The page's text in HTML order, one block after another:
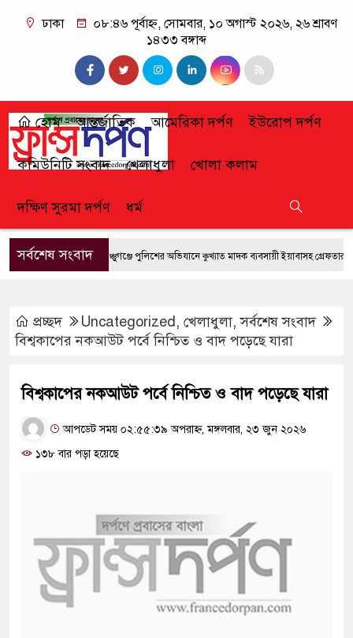
ঢাকা
০৮:৪৬ পূর্বাহ্ন, সোমবার, ১০ অগাস্ট ২০২৬, ২৬ শ্রাবণ
১৪৩৩ বঙ্গাব্দ
হোম আন্তর্জাতিক আমেরিকা দর্পণ ইউরোপ দর্পণ
কমিউনিটি সংবাদ খেলাধুলা খোলা কলাম
দক্ষিণ সুরমা দর্পণ ধর্ম
সর্বশেষ সংবাদফেঞ্চুগঞ্জে পুলিশের অভিযানে কুখ্যাত মাদক ব্যবসায়ী ইয়াবাসহ গ্রেফতার
প্রচ্ছদ Uncategorized, খেলাধুলা,সর্বশেষ সংবাদ
বিশ্বকাপের নকআউট পর্বে নিশ্চিত ও বাদ পড়েছে যারা
বিশ্বকাপের নকআউট পর্বে নিশ্চিত ও বাদ পড়েছে যারা
আপডেট সময় ০২:৫৫:৩৯ অপরাহ্ন, মঙ্গলবার, ২৩ জুন ২০২৬
১৩৮ বার পড়া হয়েছে